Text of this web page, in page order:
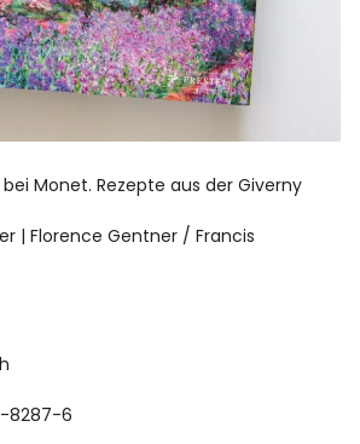
Monet. Rezepte aus der Giverny
| Florence Gentner / Francis
8287-6